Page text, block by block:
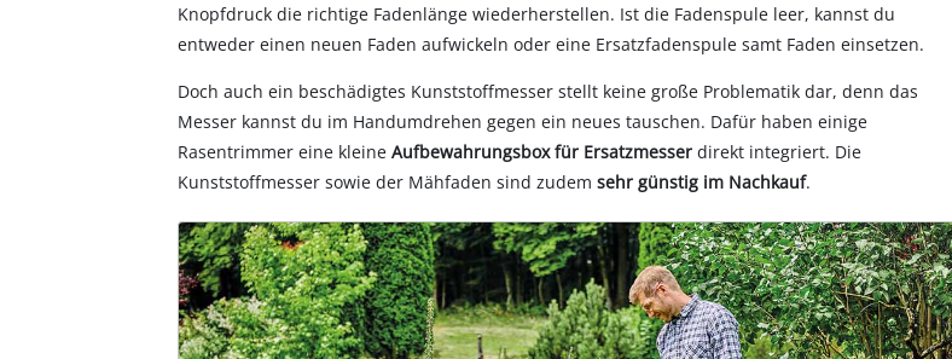
Knopfdruck die richtige Fadenlänge wiederherstellen. Ist die Fadenspule leer, kannst du
entweder einen neuen Faden aufwickeln oder eine Ersatzfadenspule samt Faden einsetzen.
Doch auch ein beschädigtes Kunststoffmesser stellt keine große Problematik dar, denn das
Messer kannst du im Handumdrehen gegen ein neues tauschen. Dafür haben einige
Rasentrimmer eine kleineAufbewahrungsbox für Ersatzmesserdirekt integriert. Die
Kunststoffmesser sowie der Mähfaden sind zudemsehr günstig im Nachkauf.